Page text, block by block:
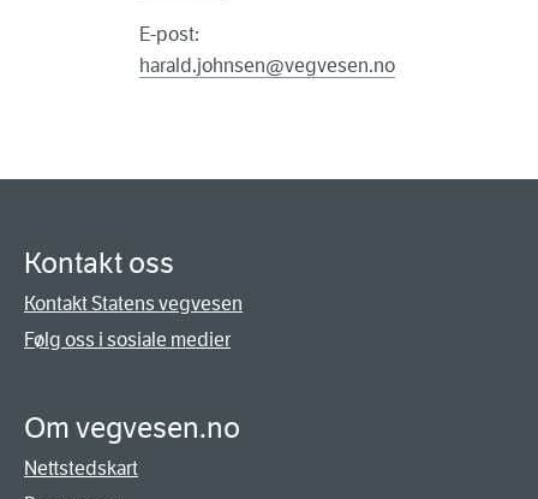
E-post:
harald.johnsen@vegvesen.no
Kontakt oss
Kontakt Statens vegvesen
Følg oss i sosiale medier
Om vegvesen.no
Nettstedskart